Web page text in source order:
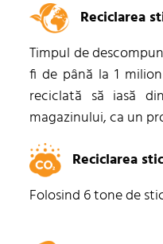
Reciclarea
Timpul de
fi de până la 1
reciclată să iasă
magazinului, ca un
Reciclarea
Folosind 6 tone de